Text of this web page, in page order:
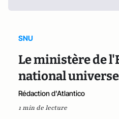
SNU
Le ministère de
national
Rédaction d'Atlantico
1 min de lecture